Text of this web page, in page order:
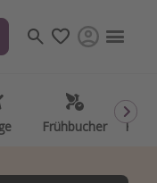
Frühbucher
Frühbucher